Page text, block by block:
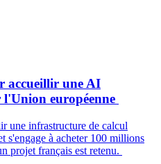
accueillir une AI
européenne
une infrastructure de calcul
s'engage à acheter 100 millions
projet français est retenu.